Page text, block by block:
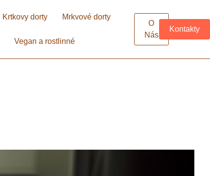
Krtkovy dorty Mrkvové dorty
Vegan a rostlinné
O
Nás
Kontakty